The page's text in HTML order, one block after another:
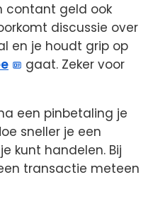
contant geld ook
discussie over
en je houdt grip op
gaat. Zeker voor
een pinbetaling je
sneller je een
kunt handelen. Bij
transactie meteen